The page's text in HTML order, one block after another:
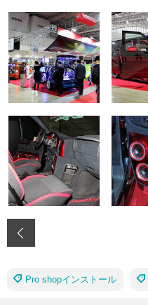
Pro shopインストール